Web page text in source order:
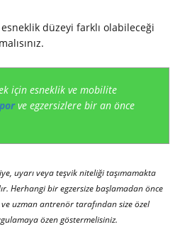
düzeyi farklı olabileceği
için esneklik ve mobilite
ve egzersizlere bir an önce
uyarı veya teşvik niteliği taşımamakta
Herhangi bir egzersize başlamadan önce
uzman antrenör tarafından size özel
özen göstermelisiniz.